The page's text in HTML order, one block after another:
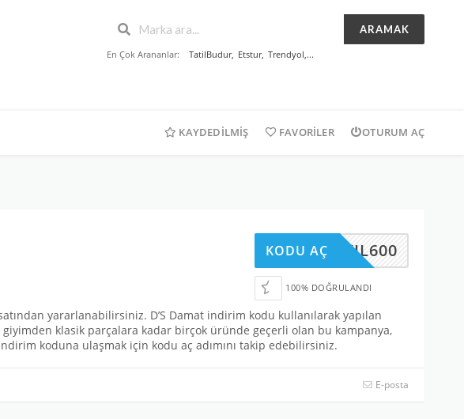
ARAMAK
En Çok Arananlar: TatilBudur, Etstur, Trendyol,...
KAYDEDILMIŞ FAVORILER OTURUM AÇ
NIYIL600
KODU AÇ
100% DOĞRULANDI
yararlanabilirsiniz. D’S Damat indirim kodu kullanılarak yapılan
klasik parçalara kadar birçok üründe geçerli olan bu kampanya,
koduna ulaşmak için kodu aç adımını takip edebilirsiniz.
E-posta